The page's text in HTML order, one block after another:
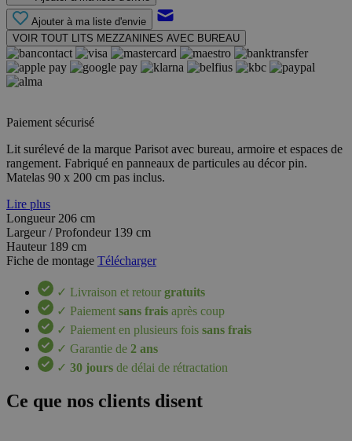
Ajouter à ma liste d'envie
VOIR TOUT LITS MEZZANINES AVEC BUREAU
Paiement sécurisé
Lit surélevé de la marque Parisot avec bureau, armoire et espaces de
rangement. Fabriqué en panneaux de particules au décor pin.
Matelas 90 x 200 cm pas inclus.
Lire plus
Longueur 206 cm
Largeur / Profondeur 139 cm
Hauteur 189 cm
Fiche de montage Télécharger
✓ Livraison et retour gratuits
✓ Paiement sans frais après coup
✓ Paiement en plusieurs fois sans frais
✓ Garantie de 2 ans
✓ 30 jours de délai de rétractation
Ce que nos clients disent